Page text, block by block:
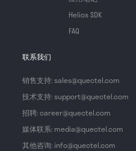
Helios SDK
FAQ
联系我们
销售支持: sales@quectel.com
技术支持: support@quectel.com
招聘: career@quectel.com
媒体联系: media@quectel.com
其他咨询: info@quectel.com